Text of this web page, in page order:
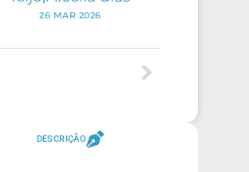
26 MAR 2026
DESCRIÇÃO